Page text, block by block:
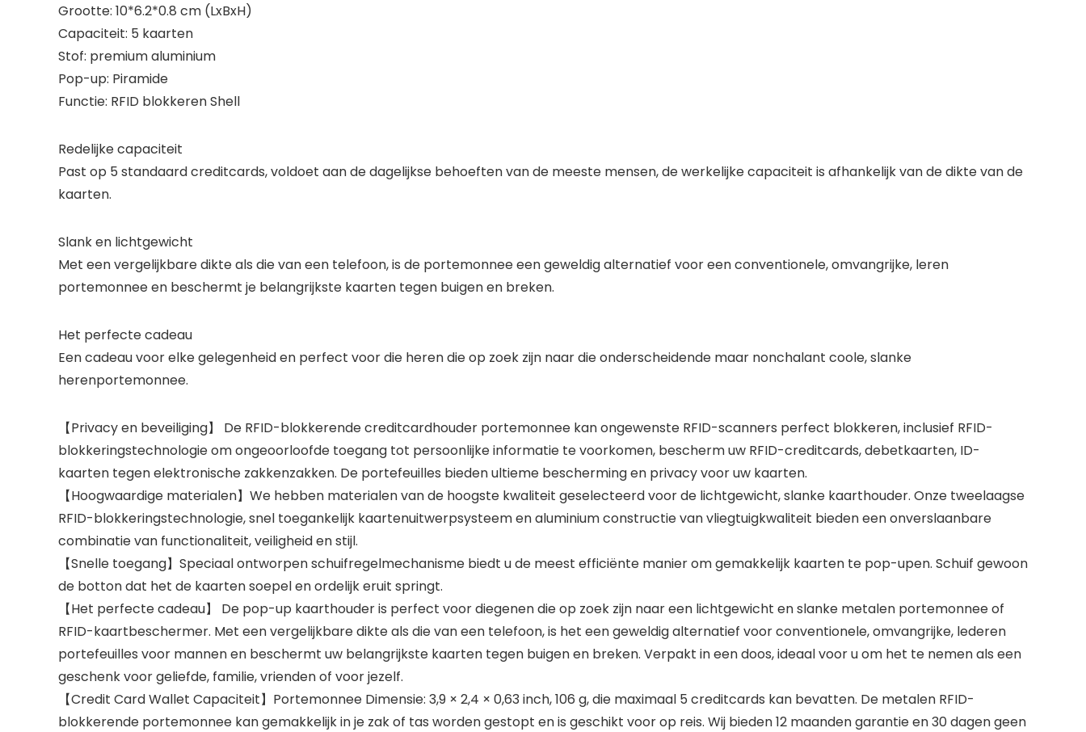
Grootte: 10*6.2*0.8 cm (LxBxH)
Capaciteit: 5 kaarten
Stof: premium aluminium
Pop-up: Piramide
Functie: RFID blokkeren Shell
Redelijke capaciteit
Past op 5 standaard creditcards, voldoet aan de dagelijkse behoeften van de meeste mensen, de werkelijke capaciteit is afhankelijk van de dikte van de
kaarten.
Slank en lichtgewicht
Met een vergelijkbare dikte als die van een telefoon, is de portemonnee een geweldig alternatief voor een conventionele, omvangrijke, leren
portemonnee en beschermt je belangrijkste kaarten tegen buigen en breken.
Het perfecte cadeau
Een cadeau voor elke gelegenheid en perfect voor die heren die op zoek zijn naar die onderscheidende maar nonchalant coole, slanke
herenportemonnee.
【Privacy en beveiliging】 De RFID-blokkerende creditcardhouder portemonnee kan ongewenste RFID-scanners perfect blokkeren, inclusief RFID-
blokkeringstechnologie om ongeoorloofde toegang tot persoonlijke informatie te voorkomen, bescherm uw RFID-creditcards, debetkaarten, ID-
kaarten tegen elektronische zakkenzakken. De portefeuilles bieden ultieme bescherming en privacy voor uw kaarten.
【Hoogwaardige materialen】We hebben materialen van de hoogste kwaliteit geselecteerd voor de lichtgewicht, slanke kaarthouder. Onze tweelaagse
RFID-blokkeringstechnologie, snel toegankelijk kaartenuitwerpsysteem en aluminium constructie van vliegtuigkwaliteit bieden een onverslaanbare
combinatie van functionaliteit, veiligheid en stijl.
【Snelle toegang】Speciaal ontworpen schuifregelmechanisme biedt u de meest efficiënte manier om gemakkelijk kaarten te pop-upen. Schuif gewoon
de botton dat het de kaarten soepel en ordelijk eruit springt.
【Het perfecte cadeau】 De pop-up kaarthouder is perfect voor diegenen die op zoek zijn naar een lichtgewicht en slanke metalen portemonnee of
RFID-kaartbeschermer. Met een vergelijkbare dikte als die van een telefoon, is het een geweldig alternatief voor conventionele, omvangrijke, lederen
portefeuilles voor mannen en beschermt uw belangrijkste kaarten tegen buigen en breken. Verpakt in een doos, ideaal voor u om het te nemen als een
geschenk voor geliefde, familie, vrienden of voor jezelf.
【Credit Card Wallet Capaciteit】Portemonnee Dimensie: 3,9 × 2,4 × 0,63 inch, 106 g, die maximaal 5 creditcards kan bevatten. De metalen RFID-
blokkerende portemonnee kan gemakkelijk in je zak of tas worden gestopt en is geschikt voor op reis. Wij bieden 12 maanden garantie en 30 dagen geen